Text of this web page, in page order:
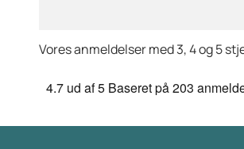
Vores anmeldelser med 3, 4 og 5
4.7 ud af 5 Baseret på203